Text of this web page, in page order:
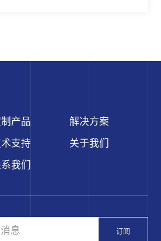
产品
解决方案
支持
关于我们
我们
订阅